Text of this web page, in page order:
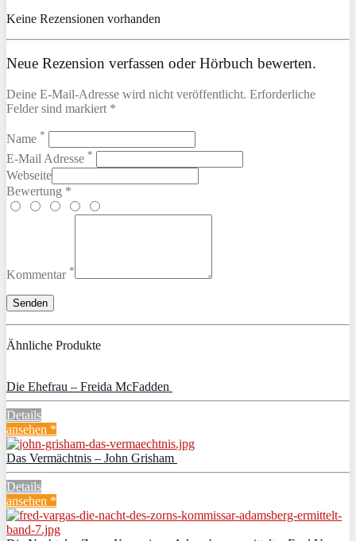
Keine Rezensionen vorhanden
Neue Rezension verfassen oder Hörbuch bewerten.
Deine E-Mail-Adresse wird nicht veröffentlicht. Erforderliche
Felder sind markiert *
Name *
E-Mail Adresse *
Webseite
Bewertung *
Kommentar *
Ähnliche Produkte
Die Ehefrau – Freida McFadden
Details
ansehen *
Das Vermächtnis – John Grisham
Details
ansehen *